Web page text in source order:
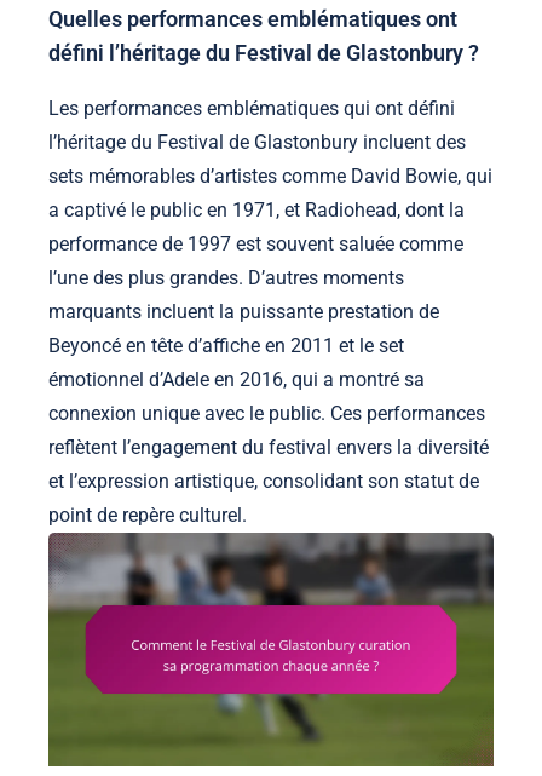
Quelles performances emblématiques ont
défini l’héritage du Festival de Glastonbury ?
Les performances emblématiques qui ont défini
l’héritage du Festival de Glastonbury incluent des
sets mémorables d’artistes comme David Bowie, qui
a captivé le public en 1971, et Radiohead, dont la
performance de 1997 est souvent saluée comme
l’une des plus grandes. D’autres moments
marquants incluent la puissante prestation de
Beyoncé en tête d’affiche en 2011 et le set
émotionnel d’Adele en 2016, qui a montré sa
connexion unique avec le public. Ces performances
reflètent l’engagement du festival envers la diversité
et l’expression artistique, consolidant son statut de
point de repère culturel.